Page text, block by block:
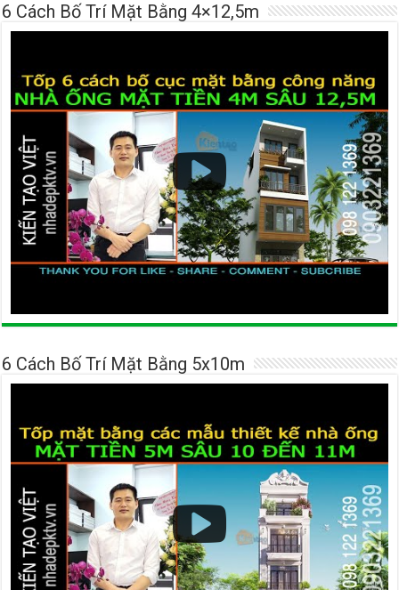
6 Cách Bố Trí Mặt Bằng 4×12,5m
6 Cách Bố Trí Mặt Bằng 5x10m